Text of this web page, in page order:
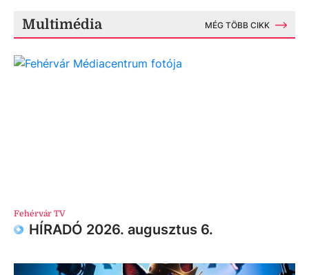
Multimédia MÉG TÖBB CIKK
Fehérvár TV
HÍRADÓ 2026. augusztus 6.